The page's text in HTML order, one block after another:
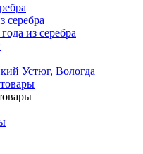
серебра
из серебра
Устюг, Вологда